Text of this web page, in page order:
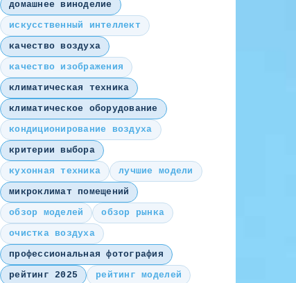
домашнее виноделие
искусственный интеллект
качество воздуха
качество изображения
климатическая техника
климатическое оборудование
кондиционирование воздуха
критерии выбора
кухонная техника
лучшие модели
микроклимат помещений
обзор моделей
обзор рынка
очистка воздуха
профессиональная фотография
рейтинг 2025
рейтинг моделей